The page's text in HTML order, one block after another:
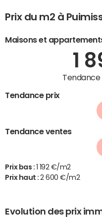
Prix du m2 à
Maisons et
1
Tendance
Tendance prix
Tendance ventes
Prix bas :
1 192 €/m2
Prix haut :2 600 €/m2
Evolution des prix